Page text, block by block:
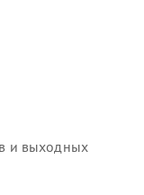
и выходных